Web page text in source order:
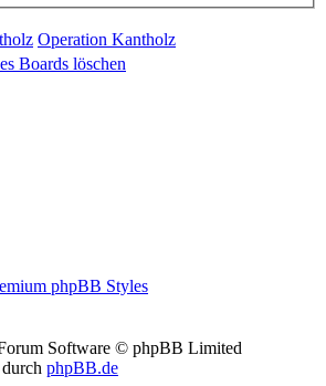
Operation Kantholz
Boards löschen
phpBB Styles
Software © phpBB Limited
phpBB.de